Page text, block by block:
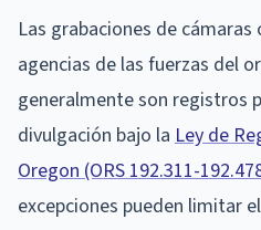
Las grabaciones de
agencias de las fuerzas del
generalmente son registros
divulgación bajo la Ley de
Oregon (ORS 192.311-
excepciones pueden limitar